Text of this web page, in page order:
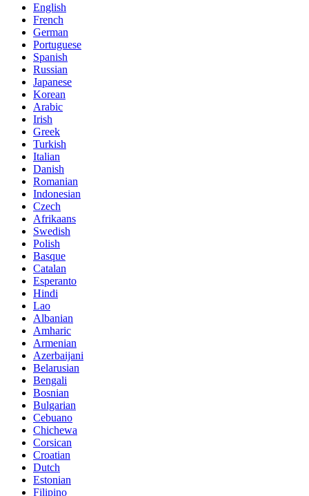
English
French
German
Portuguese
Spanish
Russian
Japanese
Korean
Arabic
Irish
Greek
Turkish
Italian
Danish
Romanian
Indonesian
Czech
Afrikaans
Swedish
Polish
Basque
Catalan
Esperanto
Hindi
Lao
Albanian
Amharic
Armenian
Azerbaijani
Belarusian
Bengali
Bosnian
Bulgarian
Cebuano
Chichewa
Corsican
Croatian
Dutch
Estonian
Filipino